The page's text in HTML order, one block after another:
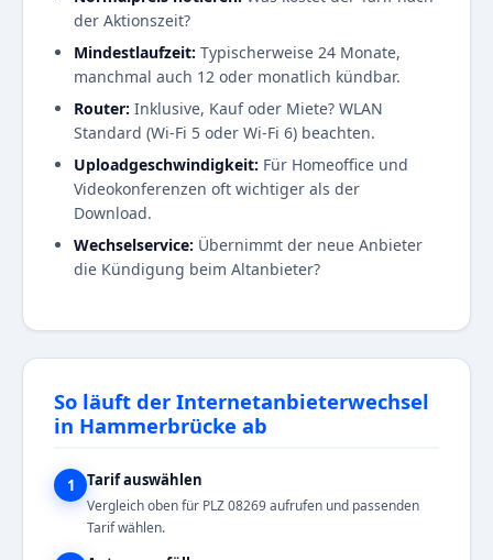
der Aktionszeit?
Mindestlaufzeit: Typischerweise 24 Monate,
manchmal auch 12 oder monatlich kündbar.
Router: Inklusive, Kauf oder Miete? WLAN
Standard (Wi-Fi 5 oder Wi-Fi 6) beachten.
Uploadgeschwindigkeit: Für Homeoffice und
Videokonferenzen oft wichtiger als der
Download.
Wechselservice: Übernimmt der neue Anbieter
die Kündigung beim Altanbieter?
So läuft der Internetanbieterwechsel
in Hammerbrücke ab
1 Tarif auswählen
Vergleich oben für PLZ 08269 aufrufen und passenden
Tarif wählen.